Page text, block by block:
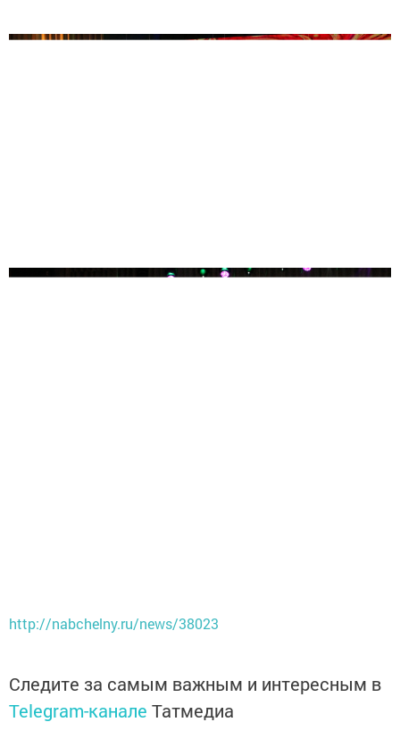
http://nabchelny.ru/news/38023
Следите за самым важным и интересным в
Telegram-канале Татмедиа